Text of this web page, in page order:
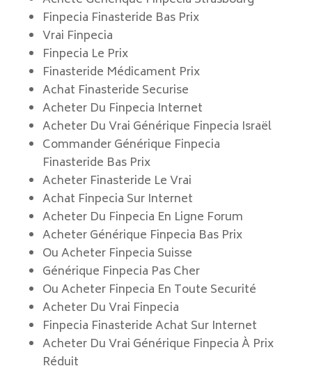
Finpecia Finasteride Bas Prix
Vrai Finpecia
Finpecia Le Prix
Finasteride Médicament Prix
Achat Finasteride Securise
Acheter Du Finpecia Internet
Acheter Du Vrai Générique Finpecia Israël
Commander Générique Finpecia
Finasteride Bas Prix
Acheter Finasteride Le Vrai
Achat Finpecia Sur Internet
Acheter Du Finpecia En Ligne Forum
Acheter Générique Finpecia Bas Prix
Ou Acheter Finpecia Suisse
Générique Finpecia Pas Cher
Ou Acheter Finpecia En Toute Securité
Acheter Du Vrai Finpecia
Finpecia Finasteride Achat Sur Internet
Acheter Du Vrai Générique Finpecia À Prix
Réduit